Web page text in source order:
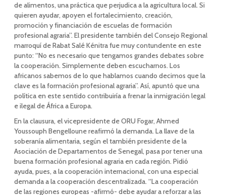
de alimentos, una práctica que perjudica a la agricultura local. Si
quieren ayudar, apoyen el fortalecimiento, creación,
promoción y financiación de escuelas de formación
profesional agraria”. El presidente también del Consejo Regional
marroquí de Rabat Salé Kénitra fue muy contundente en este
punto: “No es necesario que tengamos grandes debates sobre
la cooperación. Simplemente deben escucharnos. Los
africanos sabemos de lo que hablamos cuando decimos que la
clave es la formación profesional agraria”. Así, apuntó que una
política en este sentido contribuiría a frenar la inmigración legal
e ilegal de África a Europa.
En la clausura, el vicepresidente de ORU Fogar, Ahmed
Youssouph Bengelloune reafirmó la demanda. La llave de la
soberanía alimentaria, según el también presidente de la
Asociación de Departamentos de Senegal, pasa por tener una
buena formación profesional agraria en cada región. Pidió
ayuda, pues, a la cooperación internacional, con una especial
demanda a la cooperación descentralizada. “La cooperación
de las regiones europeas -afirmó- debe ayudar a reforzar a las